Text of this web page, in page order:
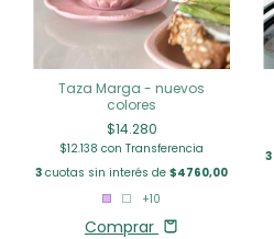
Taza Marga - nuevos
colores
$14.280
$12.138 con Transferencia
3 cuotas sin interés de $4760,00
+10
Comprar
3